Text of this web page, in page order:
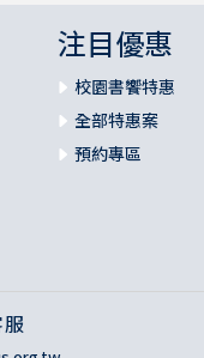
注目優惠
校園書饗特惠
全部特惠案
預約專區